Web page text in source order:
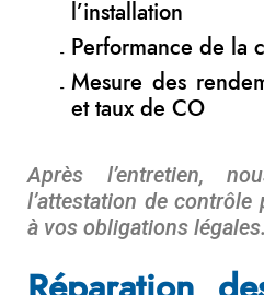
l’installation
Performance de la
Mesure des
et taux de CO
Après l’entretien,
l’attestation de
à vos obligations légales.